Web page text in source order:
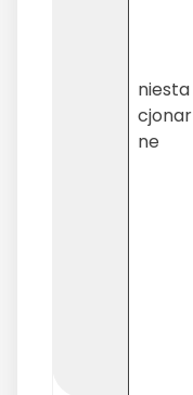
niesta
cjonar
ne